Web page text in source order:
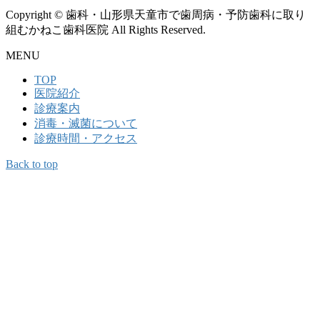
Copyright © 歯科・山形県天童市で歯周病・予防歯科に取り
組むかねこ歯科医院 All Rights Reserved.
MENU
TOP
医院紹介
診療案内
消毒・滅菌について
診療時間・アクセス
Back to top